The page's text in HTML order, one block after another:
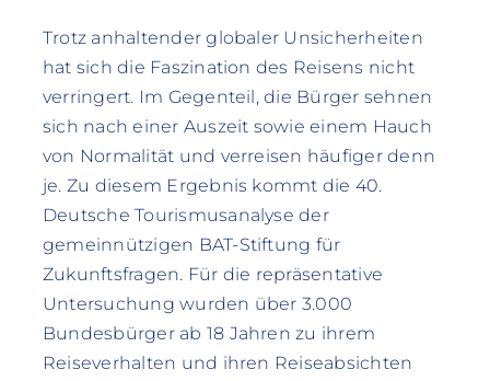
Trotz anhaltender globaler Unsicherheiten
hat sich die Faszination des Reisens nicht
verringert. Im Gegenteil, die Bürger sehnen
sich nach einer Auszeit sowie einem Hauch
von Normalität und verreisen häufiger denn
je. Zu diesem Ergebnis kommt die 40.
Deutsche Tourismusanalyse der
gemeinnützigen BAT-Stiftung für
Zukunftsfragen. Für die repräsentative
Untersuchung wurden über 3.000
Bundesbürger ab 18 Jahren zu ihrem
Reiseverhalten und ihren Reiseabsichten